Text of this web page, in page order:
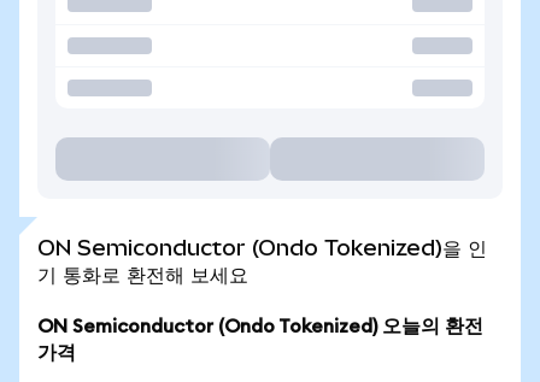
ON Semiconductor (Ondo Tokenized)을 인
기 통화로 환전해 보세요
ON Semiconductor (Ondo Tokenized) 오늘의 환전
가격